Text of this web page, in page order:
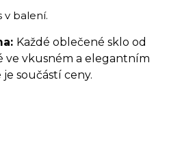
v balení.
Každé oblečené sklo od
ve vkusném a elegantním
součástí ceny.